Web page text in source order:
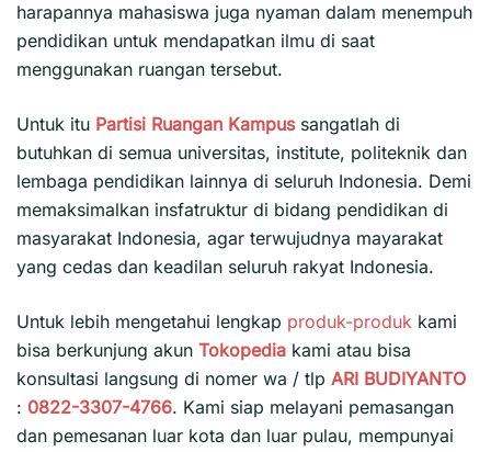
harapannya mahasiswa juga nyaman dalam menempuh
pendidikan untuk mendapatkan ilmu di saat
menggunakan ruangan tersebut.
Untuk itu Partisi Ruangan Kampussangatlah di
butuhkan di semua universitas, institute, politeknik dan
lembaga pendidikan lainnya di seluruh Indonesia. Demi
memaksimalkan insfatruktur di bidang pendidikan di
masyarakat Indonesia, agar terwujudnya mayarakat
yang cedas dan keadilan seluruh rakyat Indonesia.
Untuk lebih mengetahui lengkap produk-produk kami
bisa berkunjung akun Tokopedia kami atau bisa
konsultasi langsung di nomer wa / tlp ARI BUDIYANTO
: 0822-3307-4766. Kami siap melayani pemasangan
dan pemesanan luar kota dan luar pulau, mempunyai